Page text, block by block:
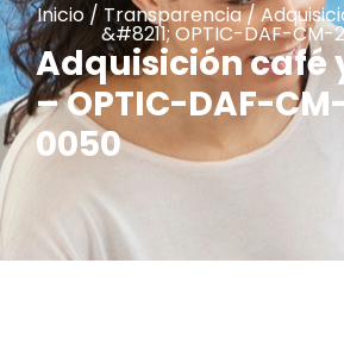
Inicio / Transparencia/
&#8211; OPTIC-DAF-CM-
Adquisición café
– OPTIC-DAF-
0050